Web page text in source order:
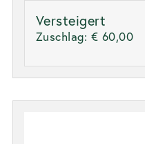
Versteigert
Zuschlag: € 60,00